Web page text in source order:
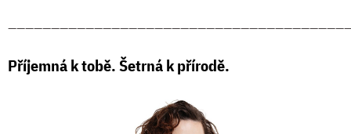
Příjemná k tobě. Šetrná k přírodě.